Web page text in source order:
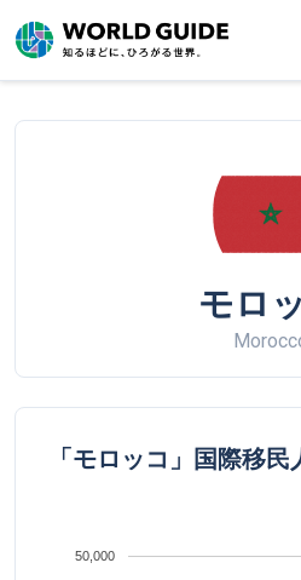
to
main
モロ
「モロッコ」国際移民
50,000